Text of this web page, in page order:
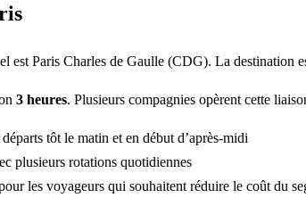
est Paris Charles de Gaulle (CDG). La
3 heures. Plusieurs compagnies opèrent cette
tôt le matin et en début d’après-midi
plusieurs rotations quotidiennes
les voyageurs qui souhaitent réduire le coût du